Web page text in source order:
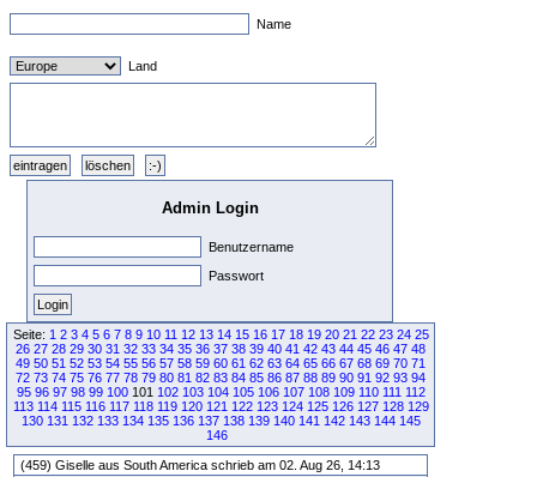
Name
Land
Admin Login
Benutzername
Passwort
Seite: 1 2 3 4 5 6 7 8 9 10 11 12 13 14 15 16 17 18 19 20 21 22 23 24 25
26 27 28 29 30 31 32 33 34 35 36 37 38 39 40 41 42 43 44 45 46 47 48
49 50 51 52 53 54 55 56 57 58 59 60 61 62 63 64 65 66 67 68 69 70 71
72 73 74 75 76 77 78 79 80 81 82 83 84 85 86 87 88 89 90 91 92 93 94
95 96 97 98 99 100101 102 103 104 105 106 107 108 109 110 111 112
113 114 115 116 117 118 119 120 121 122 123 124 125 126 127 128 129
130 131 132 133 134 135 136 137 138 139 140 141 142 143 144 145
146
(459) Giselle aus South America schrieb am 02. Aug 26, 14:13